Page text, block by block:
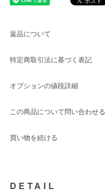
返品について
特定商取引法に基づく表記
オプションの値段詳細
この商品について問い合わせる
買い物を続ける
DETAIL